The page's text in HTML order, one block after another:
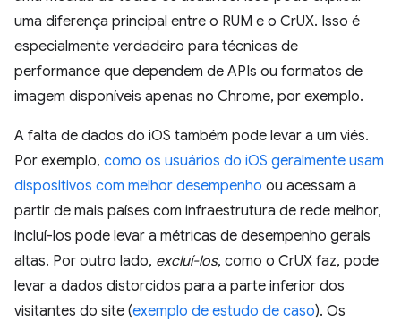
uma diferença principal entre o RUM e o CrUX. Isso é
especialmente verdadeiro para técnicas de
performance que dependem de APIs ou formatos de
imagem disponíveis apenas no Chrome, por exemplo.
A falta de dados do iOS também pode levar a um viés.
Por exemplo, como os usuários do iOS geralmente usam
dispositivos com melhor desempenho ou acessam a
partir de mais países com infraestrutura de rede melhor,
incluí-los pode levar a métricas de desempenho gerais
altas. Por outro lado, excluí-los, como o CrUX faz, pode
levar a dados distorcidos para a parte inferior dos
visitantes do site (exemplo de estudo de caso). Os